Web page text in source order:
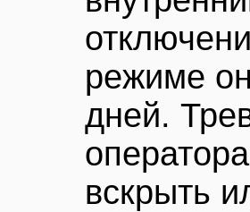
режиме
дней.
вскрыть